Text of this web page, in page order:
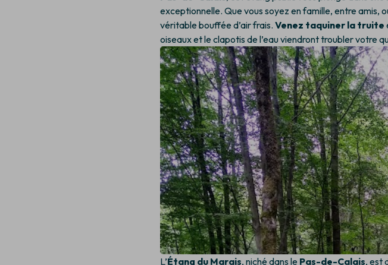
exceptionnelle. Que vous soyez en famille, entre amis,
véritable bouffée d’air frais. Venez taquiner la truite
oiseaux et le clapotis de l’eau viendront troubler votre
L’Étang du Marais, niché dans le Pas-de-Calais, est